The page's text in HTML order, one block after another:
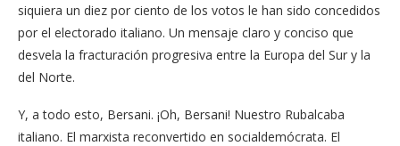
siquiera un diez por ciento de los votos le han sido concedidos
por el electorado italiano. Un mensaje claro y conciso que
desvela la fracturación progresiva entre la Europa del Sur y la
del Norte.
Y, a todo esto, Bersani. ¡Oh, Bersani! Nuestro Rubalcaba
italiano. El marxista reconvertido en socialdemócrata. El